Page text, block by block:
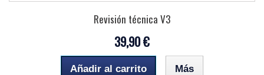
Revisión técnica V3
39,90 €
Añadir al carrito Más